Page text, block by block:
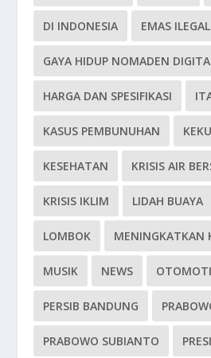
DI INDONESIA EMAS ILEGAL
GAYA HIDUP NOMADEN
HARGA DAN SPESIFIKASI
KASUS PEMBUNUHAN
KESEHATAN KRISIS AIR
KRISIS IKLIM LIDAH BUAYA
LOMBOK MENINGKATKAN
MUSIK NEWS
PERSIB BANDUNG
PRABOWO SUBIANTO